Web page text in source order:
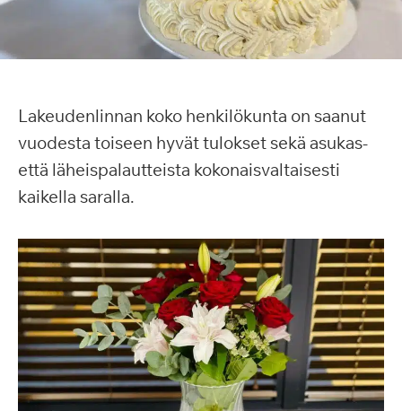
Lakeudenlinnan koko henkilökunta on saanut
vuodesta toiseen hyvät tulokset sekä asukas-
että läheispalautteista kokonaisvaltaisesti
kaikella saralla.